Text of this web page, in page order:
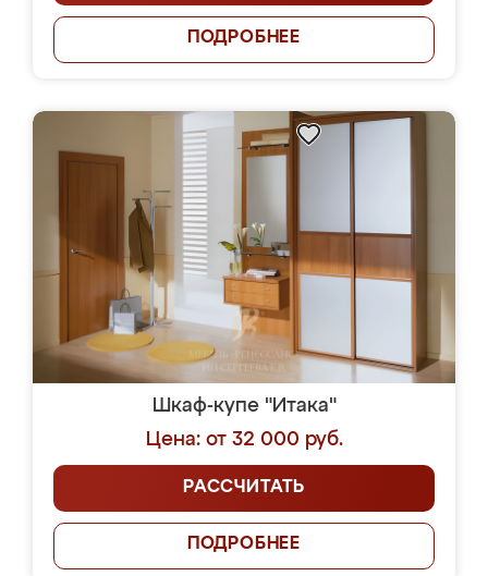
ПОДРОБНЕЕ
Шкаф-купе "Итака"
Цена: от 32 000 руб.
РАССЧИТАТЬ
ПОДРОБНЕЕ